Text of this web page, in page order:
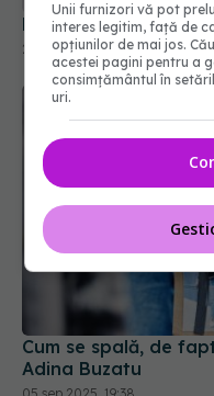
Cum se spală, de
Adina Buzatu
05 sep 2025, 19:38
Unii furnizori vă pot
interes legitim, față de
opțiunilor de mai jos.
acestei pagini pentru a
consimțământul în
uri.